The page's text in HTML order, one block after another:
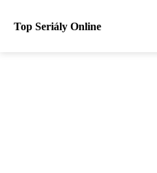
Top Seriály Online